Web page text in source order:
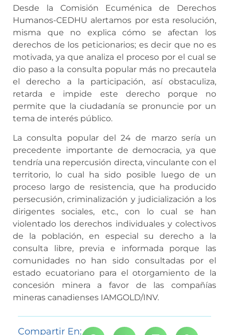
Desde la Comisión Ecuménica de Derechos
Humanos-CEDHU alertamos por esta resolución,
misma que no explica cómo se afectan los
derechos de los peticionarios; es decir que no es
motivada, ya que analiza el proceso por el cual se
dio paso a la consulta popular más no precautela
el derecho a la participación, así obstaculiza,
retarda e impide este derecho porque no
permite que la ciudadanía se pronuncie por un
tema de interés público.
La consulta popular del 24 de marzo sería un
precedente importante de democracia, ya que
tendría una repercusión directa, vinculante con el
territorio, lo cual ha sido posible luego de un
proceso largo de resistencia, que ha producido
persecusión, criminalización y judicialización a los
dirigentes sociales, etc., con lo cual se han
violentado los derechos individuales y colectivos
de la población, en especial su derecho a la
consulta libre, previa e informada porque las
comunidades no han sido consultadas por el
estado ecuatoriano para el otorgamiento de la
concesión minera a favor de las compañías
mineras canadienses IAMGOLD/INV.
Compartir En: